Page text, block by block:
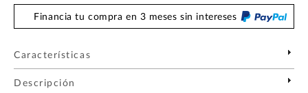
Financia tu compra en 3 meses sin intereses
Características
Descripción